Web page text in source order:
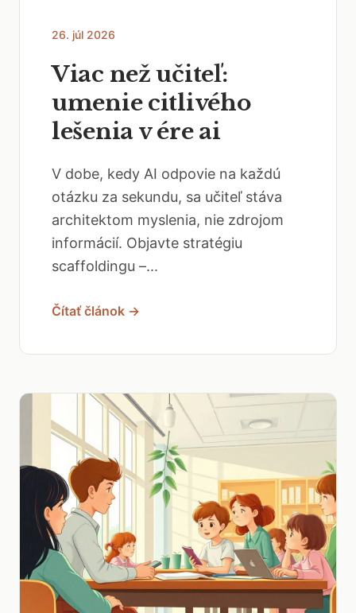
26. júl 2026
Viac než učiteľ:
umenie citlivého
lešenia v ére ai
V dobe, kedy AI odpovie na každú
otázku za sekundu, sa učiteľ stáva
architektom myslenia, nie zdrojom
informácií. Objavte stratégiu
scaffoldingu –...
Čítať článok →